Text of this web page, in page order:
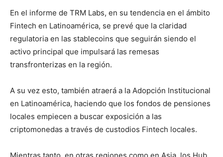
En el informe de TRM Labs, en su tendencia en el ámbito
Fintech en Latinoamérica, se prevé que la claridad
regulatoria en las stablecoins que seguirán siendo el
activo principal que impulsará las remesas
transfronterizas en la región.
A su vez esto, también atraerá a la Adopción Institucional
en Latinoamérica, haciendo que los fondos de pensiones
locales empiecen a buscar exposición a las
criptomonedas a través de custodios Fintech locales.